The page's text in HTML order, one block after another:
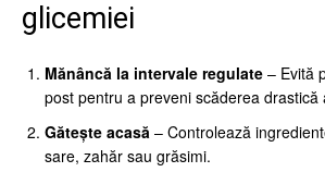
glicemiei
Mănâncă la intervale regulate – Evită
post pentru a preveni scăderea drastică
Gătește acasă – Controlează
sare, zahăr sau grăsimi.